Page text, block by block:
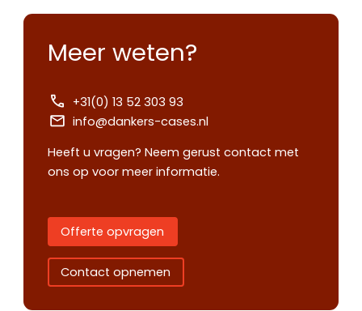
Meer weten?
+31(0) 13 52 303 93
info@dankers-cases.nl
Heeft u vragen? Neem gerust contact met
ons op voor meer informatie.
Offerte opvragen
Contact opnemen